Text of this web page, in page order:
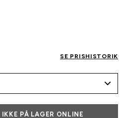
SE PRISHISTORIK
IKKE PÅ LAGER ONLINE